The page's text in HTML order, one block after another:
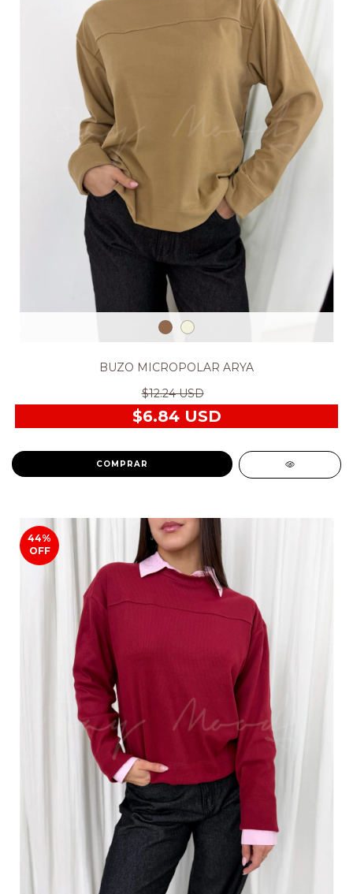
BUZO MICROPOLAR ARYA
$12.24 USD
$6.84 USD
COMPRAR
44%
OFF